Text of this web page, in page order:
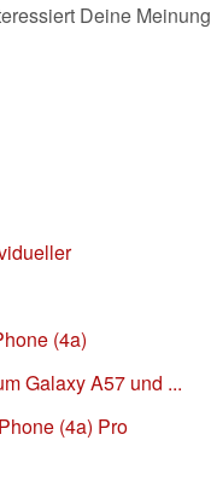
Deine Meinung
(4a)
Galaxy A57 und ...
(4a) Pro